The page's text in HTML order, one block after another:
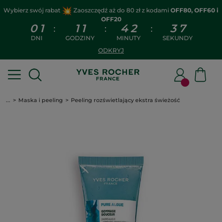
Wybierz swój rabat Zaoszczędź aż do 80 zł z kodami OFF80, OFF60 i
OFF20
0 1
DNI
: 1 1
GODZINY
: 4 2
MINUTY
: 3 7
SEKUNDY
ODKRYJ
... Maska i peeling Peeling rozświetlający ekstra świeżość